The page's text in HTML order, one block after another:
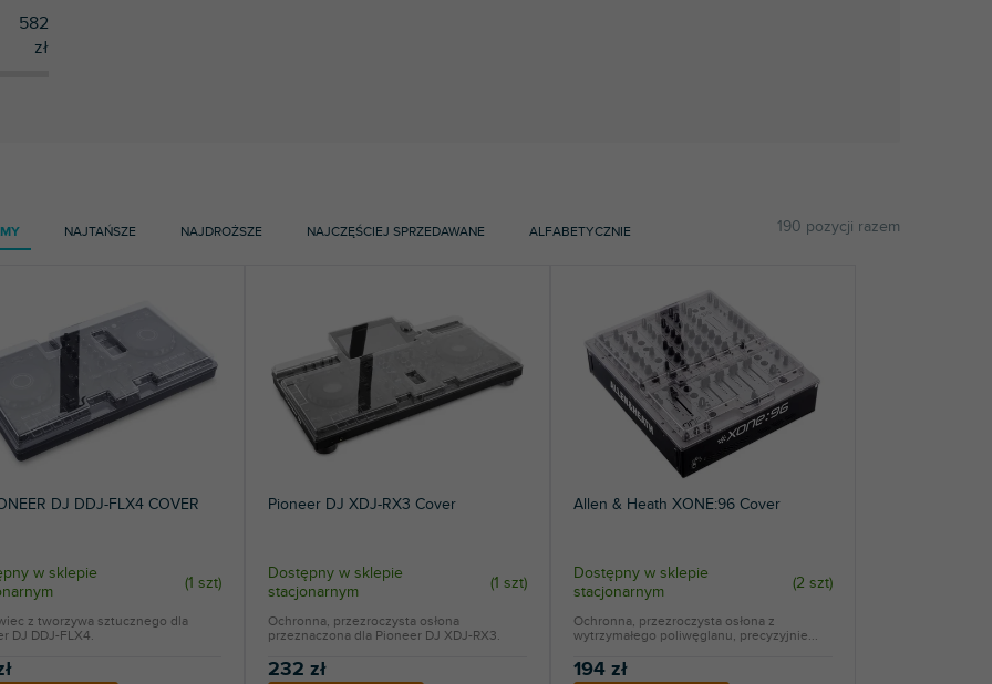
582
zł
NAJTAŃSZE NAJDROŻSZE NAJCZĘŚCIEJ SPRZEDAWANE ALFABETYCZNIE 190 pozycji razem
DJ DDJ-FLX4 COVER
w sklepie
(1 szt)
z tworzywa sztucznego dla
DJ DDJ-FLX4.
Pioneer DJ XDJ-RX3 Cover
Dostępny w sklepie
stacjonarnym
(1 szt)
232 zł
Ochronna, przezroczysta osłona
przeznaczona dla Pioneer DJ XDJ-RX3.
Allen & Heath XONE:96 Cover
Dostępny w sklepie
stacjonarnym
(2 szt)
194 zł
Ochronna, przezroczysta osłona z
wytrzymałego poliwęglanu, precyzyjnie...